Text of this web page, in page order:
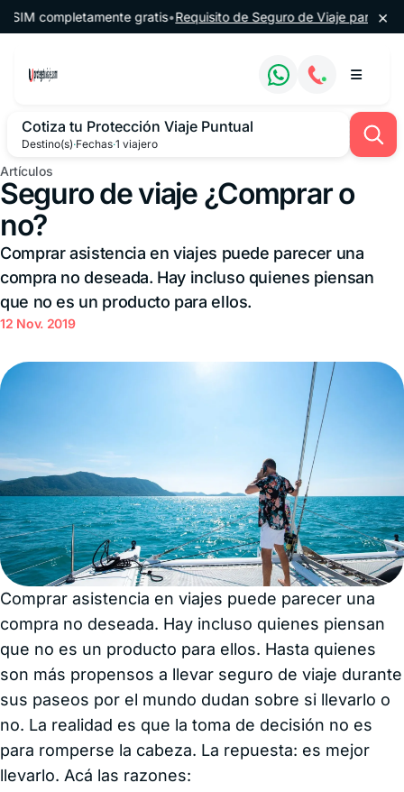
Saltar al contenido
completamente gratis•Requisito de Seguro de Viaje para ×
Cotiza tu Protección Viaje Puntual
Destino(s)·Fechas·1 viajero
Artículos
Seguro de viaje ¿Comprar o
no?
Comprar asistencia en viajes puede parecer una
compra no deseada. Hay incluso quienes piensan
que no es un producto para ellos.
12 Nov. 2019
Comprar asistencia en viajes puede parecer una
compra no deseada. Hay incluso quienes piensan
que no es un producto para ellos. Hasta quienes
son más propensos a llevar seguro de viaje durante
sus paseos por el mundo dudan sobre si llevarlo o
no. La realidad es que la toma de decisión no es
para romperse la cabeza. La repuesta: es mejor
llevarlo. Acá las razones: